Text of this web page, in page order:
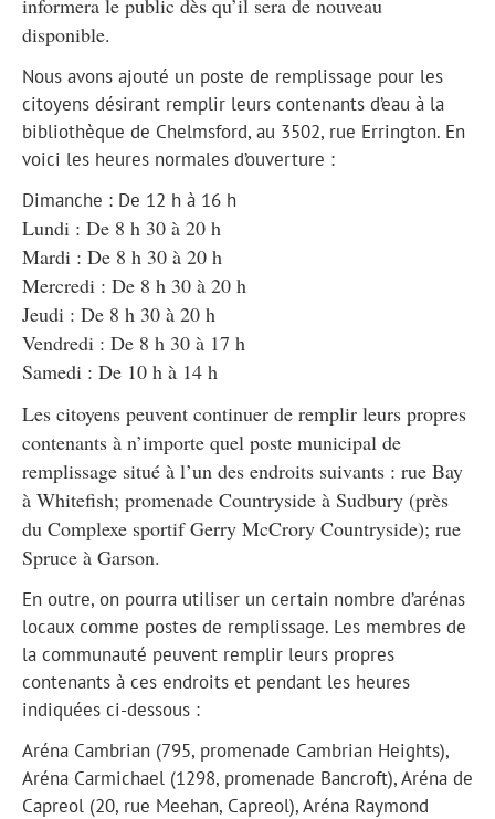
disponible.
Nous avons ajouté un poste de remplissage pour les
citoyens désirant remplir leurs contenants d’eau à la
bibliothèque de Chelmsford, au 3502, rue Errington. En
voici les heures normales d’ouverture :
Dimanche : De 12 h à 16 h
Lundi : De 8 h 30 à 20 h
Mardi : De 8 h 30 à 20 h
Mercredi : De 8 h 30 à 20 h
Jeudi : De 8 h 30 à 20 h
Vendredi : De 8 h 30 à 17 h
Samedi : De 10 h à 14 h
Les citoyens peuvent continuer de remplir leurs propres
contenants à n’importe quel poste municipal de
remplissage situé à l’un des endroits suivants : rue Bay
à Whitefish; promenade Countryside à Sudbury (près
du Complexe sportif Gerry McCrory Countryside); rue
Spruce à Garson.
En outre, on pourra utiliser un certain nombre d’arénas
locaux comme postes de remplissage. Les membres de
la communauté peuvent remplir leurs propres
contenants à ces endroits et pendant les heures
indiquées ci-dessous :
Aréna Cambrian (795, promenade Cambrian Heights),
Aréna Carmichael (1298, promenade Bancroft), Aréna de
Capreol (20, rue Meehan, Capreol), Aréna Raymond